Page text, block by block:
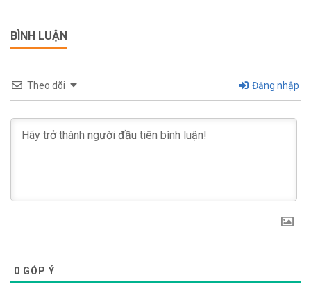
BÌNH LUẬN
Theo dõi Đăng nhập
0 GÓP Ý